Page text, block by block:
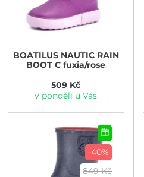
BOATILUSNAUTIC RAIN
BOOT C fuxia/rose
509 Kč
v pondělí u Vás
-40%
849 Kč